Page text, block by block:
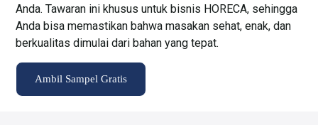
Anda. Tawaran ini khusus untuk bisnis HORECA, sehingga
Anda bisa memastikan bahwa masakan sehat, enak, dan
berkualitas dimulai dari bahan yang tepat.
Ambil Sampel Gratis